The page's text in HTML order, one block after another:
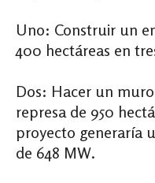
Uno: Construir un
400 hectáreas en
Dos: Hacer un
represa de 950
proyecto generaría
de 648 MW.